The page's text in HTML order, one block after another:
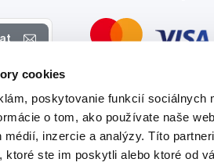
cookies
poskytovanie funkcií sociálnych
o tom, ako používate naše
inzercie a analýzy. Títo
ste im poskytli alebo ktoré od